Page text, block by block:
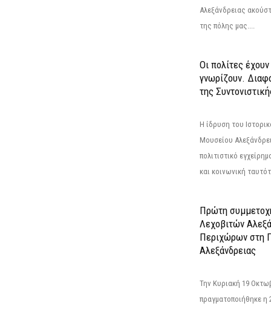
Αλεξάνδρειας
της πόλης μας....
Οι πολίτες
γνωρίζουν.
της
Η ίδρυση του
Μουσείου
πολιτιστικό
και κοινωνική
Πρώτη
Λεχοβιτών
Περιχώρων στη
Αλεξάνδρειας
Την Κυριακή 19
πραγματοποιήθηκε η